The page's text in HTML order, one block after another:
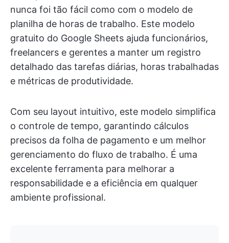
nunca foi tão fácil como com o modelo de
planilha de horas de trabalho. Este modelo
gratuito do Google Sheets ajuda funcionários,
freelancers e gerentes a manter um registro
detalhado das tarefas diárias, horas trabalhadas
e métricas de produtividade.
Com seu layout intuitivo, este modelo simplifica
o controle de tempo, garantindo cálculos
precisos da folha de pagamento e um melhor
gerenciamento do fluxo de trabalho. É uma
excelente ferramenta para melhorar a
responsabilidade e a eficiência em qualquer
ambiente profissional.